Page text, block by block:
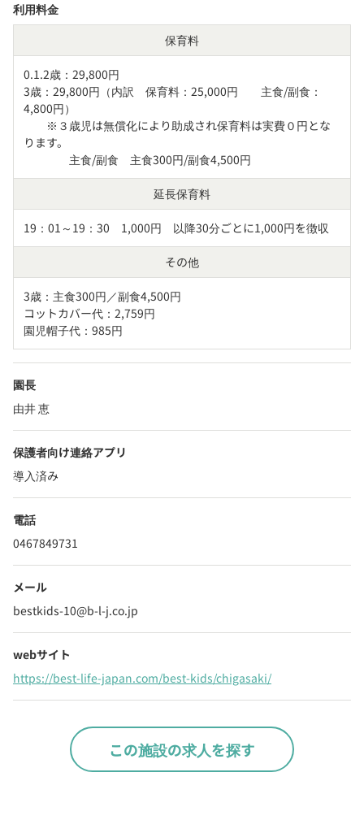
利用料金
保育料
0.1.2歳：29,800円
3歳：29,800円（内訳　保育料：25,000円　　主食/副食：
4,800円）
※３歳児は無償化により助成され保育料は実費０円とな
ります。
主食/副食　主食300円/副食4,500円
延長保育料
19：01～19：30　1,000円　以降30分ごとに1,000円を徴収
その他
3歳：主食300円／副食4,500円
コットカバー代：2,759円
園児帽子代：985円
園長
由井 恵
保護者向け連絡アプリ
導入済み
電話
0467849731
メール
bestkids-10@b-l-j.co.jp
webサイト
https://best-life-japan.com/best-kids/chigasaki/
この施設の求人を探す